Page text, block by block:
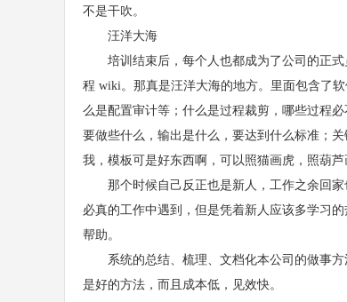
不是干吹。
汪洋大海
培训结束后，每个人也都成为了公司的正式
程 wiki。那真是汪洋大海的地方。里面包含了
么是配置审计等；什么是过程裁剪，哪些过程
要做些什么，输出是什么，要达到什么标准；
我，模板可是好东西啊，可以照猫画虎，照葫芦
那个时候自己反正也是新人，工作之余回家
必真的工作中遇到，但是凭着新人应该多学习
帮助。
系统的总结、梳理、文档化本公司的做事方
是好的方法，而且成本低，见效快。